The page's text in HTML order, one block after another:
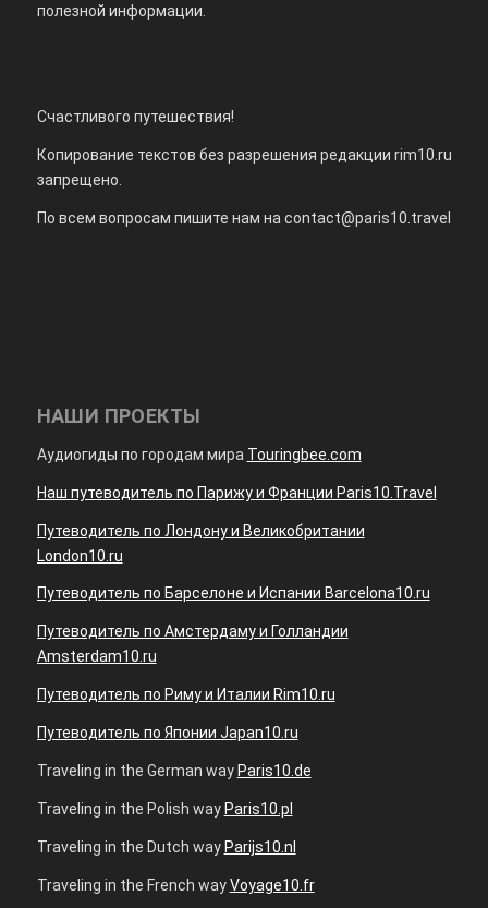
полезной информации.
Счастливого путешествия!
Копирование текстов без разрешения редакции rim10.ru
запрещено.
По всем вопросам пишите нам на contact@paris10.travel
НАШИ ПРОЕКТЫ
Аудиогиды по городам мира Touringbee.com
Наш путеводитель по Парижу и Франции Paris10.Travel
Путеводитель по Лондону и Великобритании
London10.ru
Путеводитель по Барселоне и Испании Barcelona10.ru
Путеводитель по Амстердаму и Голландии
Amsterdam10.ru
Путеводитель по Риму и Италии Rim10.ru
Путеводитель по Японии Japan10.ru
Traveling in the German way Paris10.de
Traveling in the Polish way Paris10.pl
Traveling in the Dutch way Parijs10.nl
Traveling in the French wayVoyage10.fr